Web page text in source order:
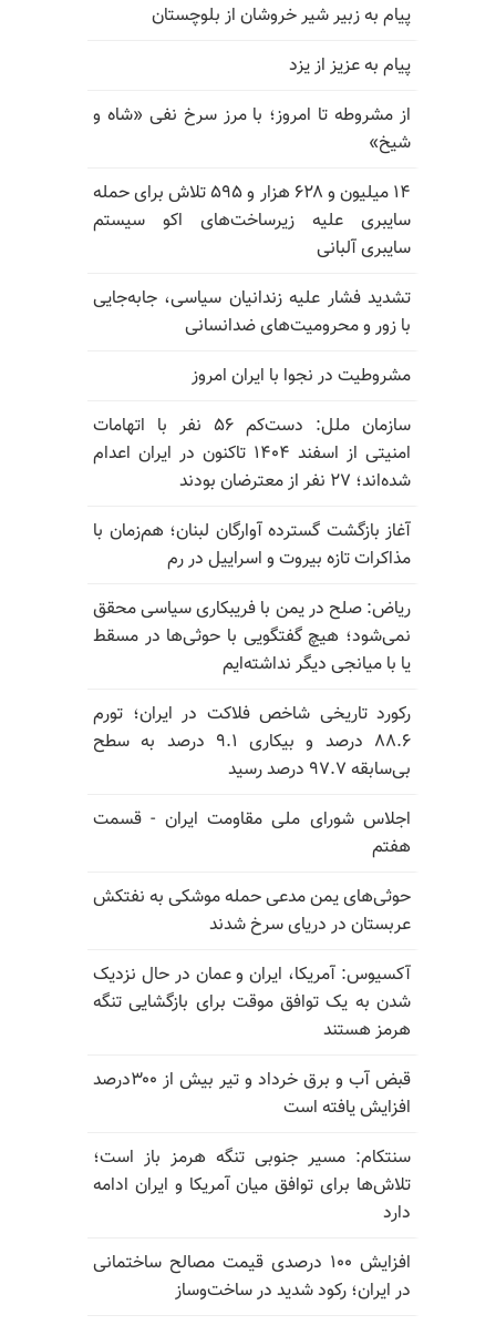
پیام به زبیر شیر خروشان از بلوچستان
پیام به عزیز از یزد
از مشروطه تا امروز؛ با مرز سرخ نفی «شاه و
شیخ»
۱۴ میلیون و ۶۲۸ هزار و ۵۹۵ تلاش برای حمله
سایبری علیه زیرساخت‌های اکو سیستم
سایبری آلبانی
تشدید فشار علیه زندانیان سیاسی، جابه‌جایی
با زور و محرومیت‌های ضدانسانی
مشروطیت در نجوا با ایران امروز
سازمان ملل: دست‌کم ۵۶ نفر با اتهامات
امنیتی از اسفند ۱۴۰۴ تاکنون در ایران اعدام
شده‌اند؛ ۲۷ نفر از معترضان بودند
آغاز بازگشت گسترده آوارگان لبنان؛ هم‌زمان با
مذاکرات تازه بیروت و اسراییل در رم
ریاض: صلح در یمن با فریبکاری سیاسی محقق
نمی‌شود؛ هیچ گفتگویی با حوثی‌ها در مسقط
یا با میانجی دیگر نداشته‌ایم
رکورد تاریخی شاخص فلاکت در ایران؛ تورم
۸۸.۶ درصد و بیکاری ۹.۱ درصد به سطح
بی‌سابقه ۹۷.۷ درصد رسید
اجلاس شورای ملی مقاومت ایران - قسمت
هفتم
حوثی‌های یمن مدعی حمله موشکی به نفتکش
عربستان در دریای سرخ شدند
آکسیوس: آمریکا، ایران و عمان در حال نزدیک
شدن به یک توافق موقت برای بازگشایی تنگه
هرمز هستند
قبض آب و برق خرداد و تیر بیش از ۳۰۰درصد
افزایش یافته است
سنتکام: مسیر جنوبی تنگه هرمز باز است؛
تلاش‌ها برای توافق میان آمریکا و ایران ادامه
دارد
افزایش ۱۰۰ درصدی قیمت مصالح ساختمانی
در ایران؛ رکود شدید در ساخت‌وساز